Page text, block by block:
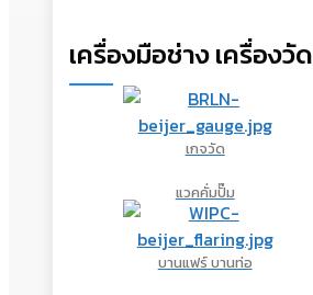
เครื่องมือช่าง เครื่องวัด
เกจวัด
แวคคั่มปั๊ม
บานแฟร์ บานท่อ